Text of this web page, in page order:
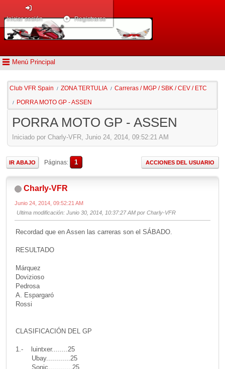
Menú Principal
Iniciar sesión Registrarse
Club VFR Spain / ZONA TERTULIA / Carreras / MGP / SBK / CEV / ETC
/ PORRA MOTO GP - ASSEN
PORRA MOTO GP - ASSEN
Iniciado por Charly-VFR, Junio 24, 2014, 09:52:21 AM
IR ABAJO Páginas 1 ACCIONES DEL USUARIO
Charly-VFR
Junio 24, 2014, 09:52:21 AM
Ultima modificación: Junio 30, 2014, 10:37:27 AM por Charly-VFR
Recordad que en Assen las carreras son el SÁBADO.
RESULTADO
Márquez
Dovizioso
Pedrosa
A. Espargaró
Rossi
CLASIFICACIÓN DEL GP
1.- luintxer........25
Ubay............25
Sonic............25